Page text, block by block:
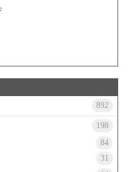
892
198
84
31